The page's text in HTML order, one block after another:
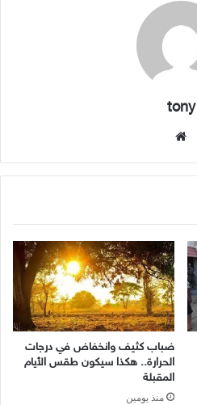
tony
ضباب كثيف وانخفاض في درجات
الحرارة.. هكذا سيكون طقس الأيام
المقبلة
منذ يومين